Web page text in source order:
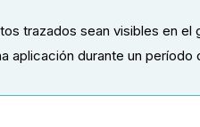
trazados sean visibles en el
aplicación durante un